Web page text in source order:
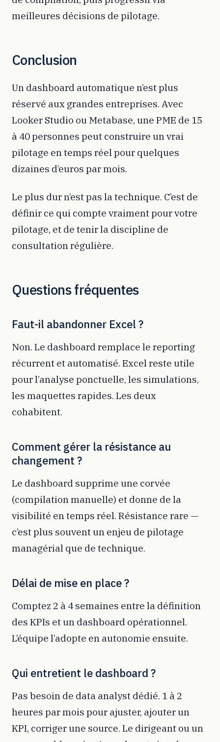
meilleures décisions de pilotage.
Conclusion
Un dashboard automatique n’est plus
réservé aux grandes entreprises. Avec
Looker Studio ou Metabase, une PME de 15
à 40 personnes peut construire un vrai
pilotage en temps réel pour quelques
dizaines d’euros par mois.
Le plus dur n’est pas la technique. C’est de
définir ce qui compte vraiment pour votre
pilotage, et de tenir la discipline de
consultation régulière.
Questions fréquentes
Faut-il abandonner Excel ?
Non. Le dashboard remplace le reporting
récurrent et automatisé. Excel reste utile
pour l’analyse ponctuelle, les simulations,
les maquettes rapides. Les deux
cohabitent.
Comment gérer la résistance au
changement ?
Le dashboard supprime une corvée
(compilation manuelle) et donne de la
visibilité en temps réel. Résistance rare —
c’est plus souvent un enjeu de pilotage
managérial que de technique.
Délai de mise en place ?
Comptez 2 à 4 semaines entre la définition
des KPIs et un dashboard opérationnel.
L’équipe l’adopte en autonomie ensuite.
Qui entretient le dashboard ?
Pas besoin de data analyst dédié. 1 à 2
heures par mois pour ajuster, ajouter un
KPI, corriger une source. Le dirigeant ou un